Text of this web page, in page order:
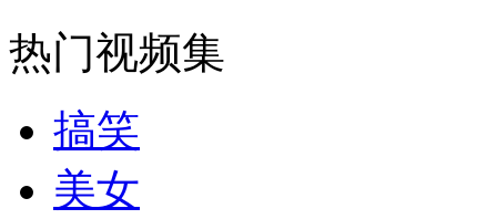
热门视频集
搞笑
美女